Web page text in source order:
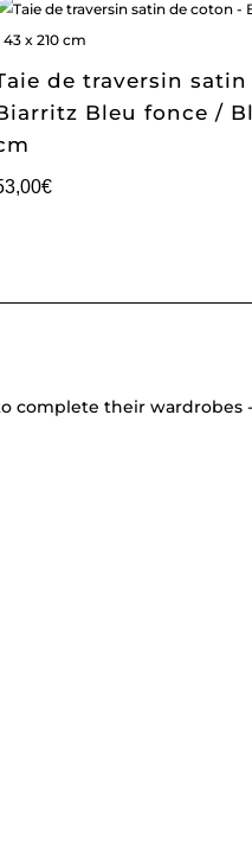
de traversin
Bleu fonce /
€
complete their wardrobes -